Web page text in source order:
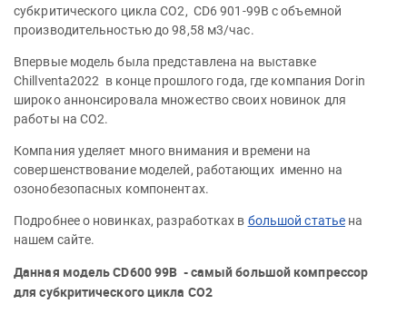
субкритического цикла СО2, CD6 901-99B с объемной
производительностью до 98,58 м3/час.
Впервые модель была представлена на выставке
Chillventa2022 в конце прошлого года, где компания Dorin
широко аннонсировала множество своих новинок для
работы на СО2.
Компания уделяет много внимания и времени на
совершенствование моделей, работающих именно на
озонобезопасных компонентах.
Подробнее о новинках, разработках в большой статье на
нашем сайте.
Данная модель CD600 99B - самый большой компрессор
для субкритического цикла СО2